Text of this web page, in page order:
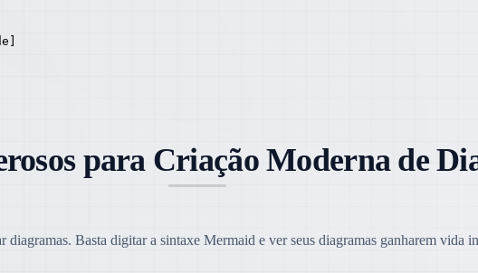
para Criação Moderna de
diagramas. Basta digitar a sintaxe Mermaid e ver seus diagramas ganharem vida